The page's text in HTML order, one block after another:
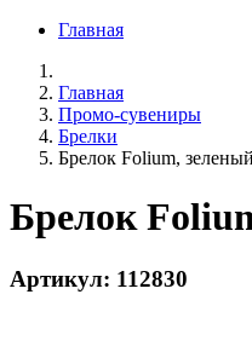
Главная
Главная
Промо-сувениры
Брелки
Брелок Folium, зеленый
Брелок
Артикул: 112830